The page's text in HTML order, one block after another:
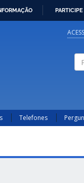
PARTICIPE
Telefones